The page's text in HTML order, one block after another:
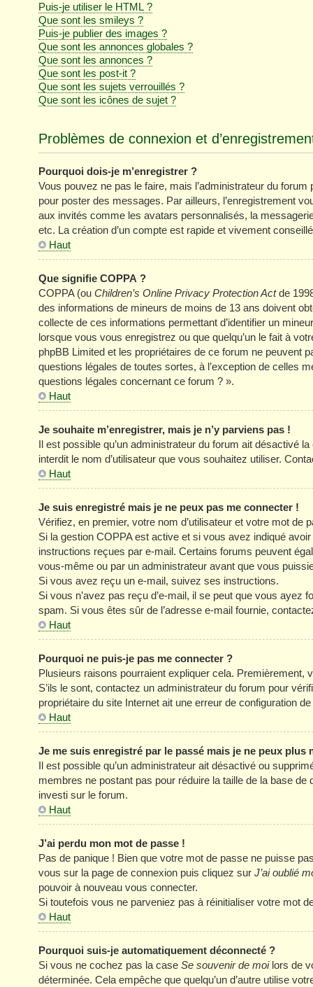
Puis-je utiliser le HTML ?
Que sont les smileys ?
Puis-je publier des images ?
Que sont les annonces globales ?
Que sont les annonces ?
Que sont les post-it ?
Que sont les sujets verrouillés ?
Que sont les icônes de sujet ?
Problèmes de connexion et
Pourquoi dois-je m’enregistrer ?
Vous pouvez ne pas le faire, mais l’administrateur du
pour poster des messages. Par ailleurs, l’enregistrement
aux invités comme les avatars personnalisés, la
etc. La création d’un compte est rapide et vivement
Haut
Que signifie COPPA ?
COPPA (ou Children’s Online Privacy Protection Actde
des informations de mineurs de moins de 13 ans doivent
collecte de ces informations permettant d’identifier un
lorsque vous vous enregistrez ou que quelqu’un le fait à
phpBB Limited et les propriétaires de ce forum ne peuvent
questions légales de toutes sortes, à l’exception de celles
questions légales concernant ce forum ? ».
Haut
Je souhaite m’enregistrer, mais je n’y parviens pas !
Il est possible qu’un administrateur du forum ait désactivé
interdit le nom d’utilisateur que vous souhaitez utiliser.
Haut
Je suis enregistré mais je ne peux pas me connecter !
Vérifiez, en premier, votre nom d’utilisateur et votre mot de
Si la gestion COPPA est active et si vous avez indiqué
instructions reçues par e-mail. Certains forums peuvent
vous-même ou par un administrateur avant que vous
Si vous avez reçu un e-mail, suivez ses instructions.
Si vous n’avez pas reçu d’e-mail, il se peut que vous ayez
spam. Si vous êtes sûr de l’adresse e-mail fournie,
Haut
Pourquoi ne puis-je pas me connecter ?
Plusieurs raisons pourraient expliquer cela. Premièrement,
S’ils le sont, contactez un administrateur du forum pour
propriétaire du site Internet ait une erreur de configuration
Haut
Je me suis enregistré par le passé mais je ne peux plus
Il est possible qu’un administrateur ait désactivé ou
membres ne postant pas pour réduire la taille de la base
investi sur le forum.
Haut
J’ai perdu mon mot de passe !
Pas de panique ! Bien que votre mot de passe ne puisse
vous sur la page de connexion puis cliquez sur J’ai oublié
pouvoir à nouveau vous connecter.
Si toutefois vous ne parveniez pas à réinitialiser votre mot
Haut
Pourquoi suis-je automatiquement déconnecté ?
Si vous ne cochez pas la case Se souvenir de moilors de
déterminée. Cela empêche que quelqu’un d’autre utilise